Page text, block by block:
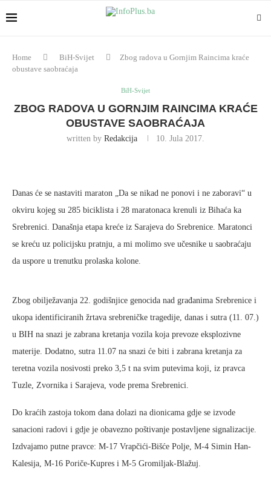
Home BiH-Svijet
Zbog radova u Gornjim Raincima kraće
obustave saobraćaja
BiH-Svijet
ZBOG RADOVA U GORNJIM RAINCIMA KRAĆE
OBUSTAVE SAOBRAĆAJA
written by Redakcija 10. Jula 2017.
Danas će se nastaviti maraton „Da se nikad ne ponovi i ne zaboravi“ u
okviru kojeg su 285 biciklista i 28 maratonaca krenuli iz Bihaća ka
Srebrenici. Današnja etapa kreće iz Sarajeva do Srebrenice. Maratonci
se kreću uz policijsku pratnju, a mi molimo sve učesnike u saobraćaju
da uspore u trenutku prolaska kolone.
Zbog obilježavanja 22. godišnjice genocida nad građanima Srebrenice i
ukopa identificiranih žrtava srebreničke tragedije, danas i sutra (11. 07.)
u BIH na snazi je zabrana kretanja vozila koja prevoze eksplozivne
materije. Dodatno, sutra 11.07 na snazi će biti i zabrana kretanja za
teretna vozila nosivosti preko 3,5 t na svim putevima koji, iz pravca
Tuzle, Zvornika i Sarajeva, vode prema Srebrenici.
Do kraćih zastoja tokom dana dolazi na dionicama gdje se izvode
sanacioni radovi i gdje je obavezno poštivanje postavljene signalizacije.
Izdvajamo putne pravce: M-17 Vrapčići-Bišće Polje, M-4 Simin Han-
Kalesija, M-16 Poriče-Kupres i M-5 Gromiljak-Blažuj.